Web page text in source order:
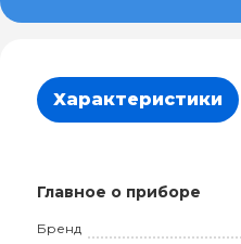
Характеристики
Главное о приборе
Бренд